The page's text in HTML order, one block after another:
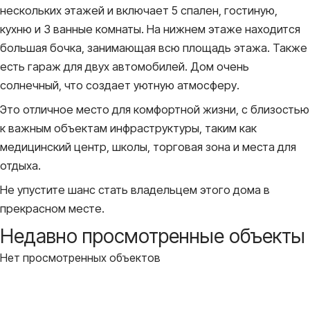
нескольких этажей и включает 5 спален, гостиную,
кухню и 3 ванные комнаты. На нижнем этаже находится
большая бочка, занимающая всю площадь этажа. Также
есть гараж для двух автомобилей. Дом очень
солнечный, что создает уютную атмосферу.
Это отличное место для комфортной жизни, с близостью
к важным объектам инфраструктуры, таким как
медицинский центр, школы, торговая зона и места для
отдыха.
Не упустите шанс стать владельцем этого дома в
прекрасном месте.
Недавно просмотренные объекты
Нет просмотренных объектов